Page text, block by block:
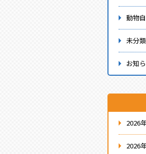
動物
未分類
お知
2026
2026